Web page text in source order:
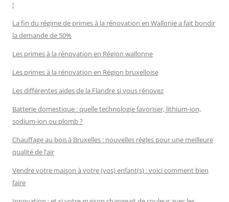
!
La fin du régime de primes à la rénovation en Wallonie a fait bondir
la demande de 50%
Les primes à la rénovation en Région wallonne
Les primes à la rénovation en Région bruxelloise
Les différentes aides de la Flandre si vous rénovez
Batterie domestique : quelle technologie favoriser, lithium-ion,
sodium-ion ou plomb ?
Chauffage au bois à Bruxelles : nouvelles règles pour une meilleure
qualité de l’air
Vendre votre maison à votre (vos) enfant(s) : voici comment bien
faire